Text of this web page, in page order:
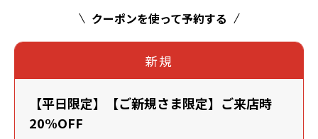
クーポンを使って予約する
新規
【平日限定】【ご新規さま限定】ご来店時
20%OFF